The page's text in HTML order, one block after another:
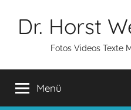
InhaltDr. Horst
Fotos Videos Texte
Menü